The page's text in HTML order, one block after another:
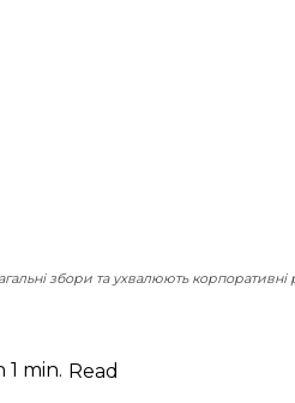
збори та ухвалюють корпоративні
1 min. Read